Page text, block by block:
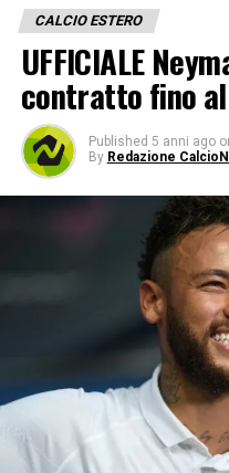
CALCIO ESTERO
UFFICIALE
contratto fino
Published 5 anni ago
By Redazione